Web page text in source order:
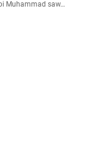
Muhammad saw…